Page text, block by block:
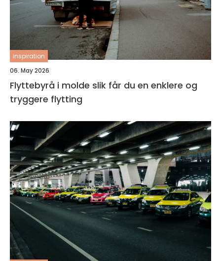
inspiration
06. May 2026
Flyttebyrå i molde slik får du en enklere og
tryggere flytting